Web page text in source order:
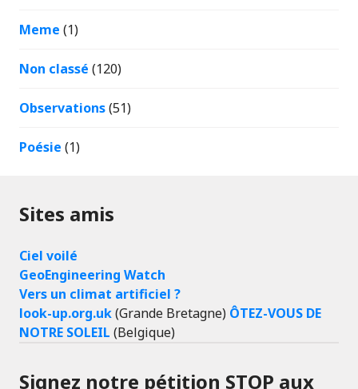
Meme (1)
Non classé (120)
Observations(51)
Poésie (1)
Sites amis
Ciel voilé
GeoEngineering Watch
Vers un climat artificiel ?
look-up.org.uk(Grande Bretagne) ÔTEZ-VOUS DE
NOTRE SOLEIL (Belgique)
Signez notre pétition STOP aux